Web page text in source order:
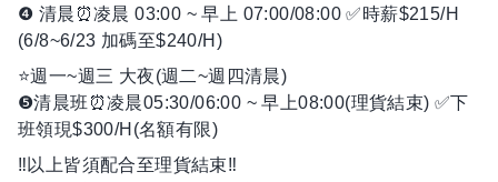
❹ 清晨⏰凌晨 03:00 ~ 早上 07:00/08:00 ✅時薪$215/H
(6/8~6/23 加碼至$240/H)
⭐️週一~週三 大夜(週二~週四清晨)
❺清晨班⏰凌晨05:30/06:00 ~ 早上08:00(理貨結束) ✅下
班領現$300/H(名額有限)
‼️以上皆須配合至理貨結束‼️